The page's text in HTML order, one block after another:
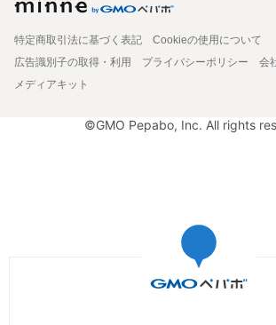
特定商取引法に基づく表記
Cookieの使用について
広告識別子の取得・利用
プライバシーポリシー 会
メディアキット
©GMO Pepabo, Inc. All rights